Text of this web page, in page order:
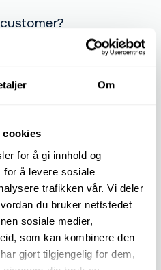
Om
cookies
for å gi innhold og
for å levere sosiale
trafikken vår. Vi deler
du bruker nettstedet
sosiale medier,
som kan kombinere den
gjort tilgjengelig for dem,
of both the oil's
actions based on trend data